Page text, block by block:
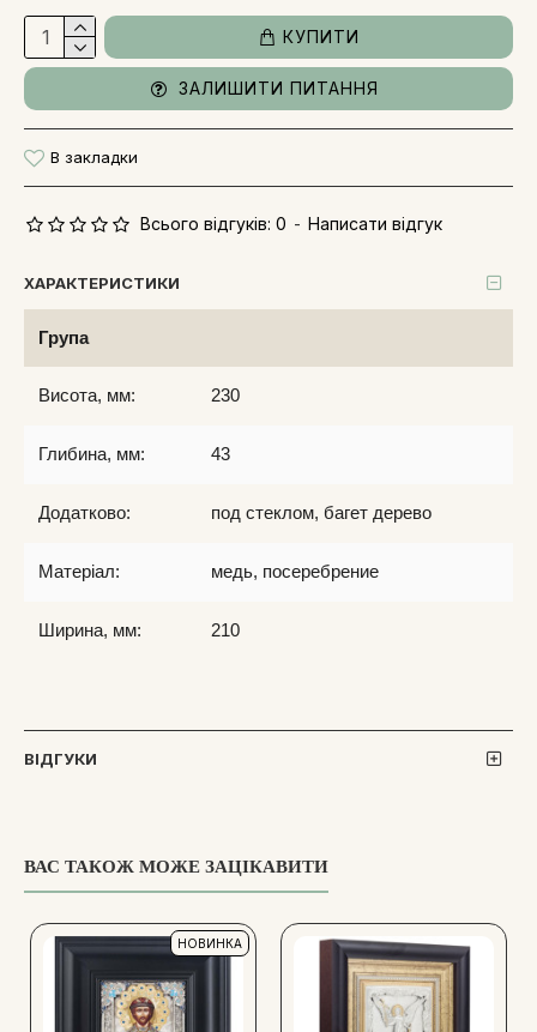
Всього відгуків: 0 - Написати відгук
КУПИТИ
ЗАЛИШИТИ ПИТАННЯ
В закладки
ХАРАКТЕРИСТИКИ
Група
Висота, мм: 230
Глибина, мм: 43
Додатково: под стеклом, багет дерево
Матеріал: медь, посеребрение
Ширина, мм: 210
ВІДГУКИ
ВАС ТАКОЖ МОЖЕ ЗАЦІКАВИТИ
НОВИНКА